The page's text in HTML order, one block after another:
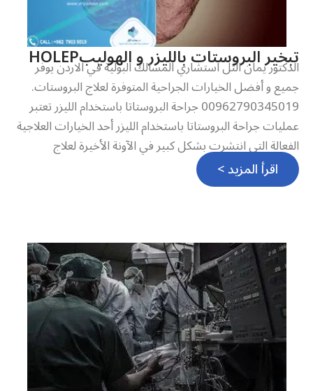
تبخير البروستات بالليزر و الهوليبHOLEP
الدكتور يمان التل استشاري المسالك البولية في الاردن يوفر
جميع و أفضل الخيارات الجراحية المتوفرة لعلاج البروستات.
00962790345019 جراحة البروستاتا باستخدام الليزر تعتبر
عمليات جراحة البروستاتا باستخدام الليزر أحد الخيارات العلاجية
الفعالة التي انتشرت بشكل كبير في الآونة الأخيرة لعلاج
اقرأ المزيد >